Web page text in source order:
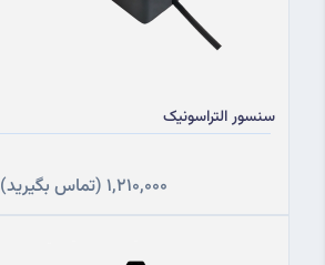
سنسور التراسونیک
1,210,000 (تماس بگیرید)